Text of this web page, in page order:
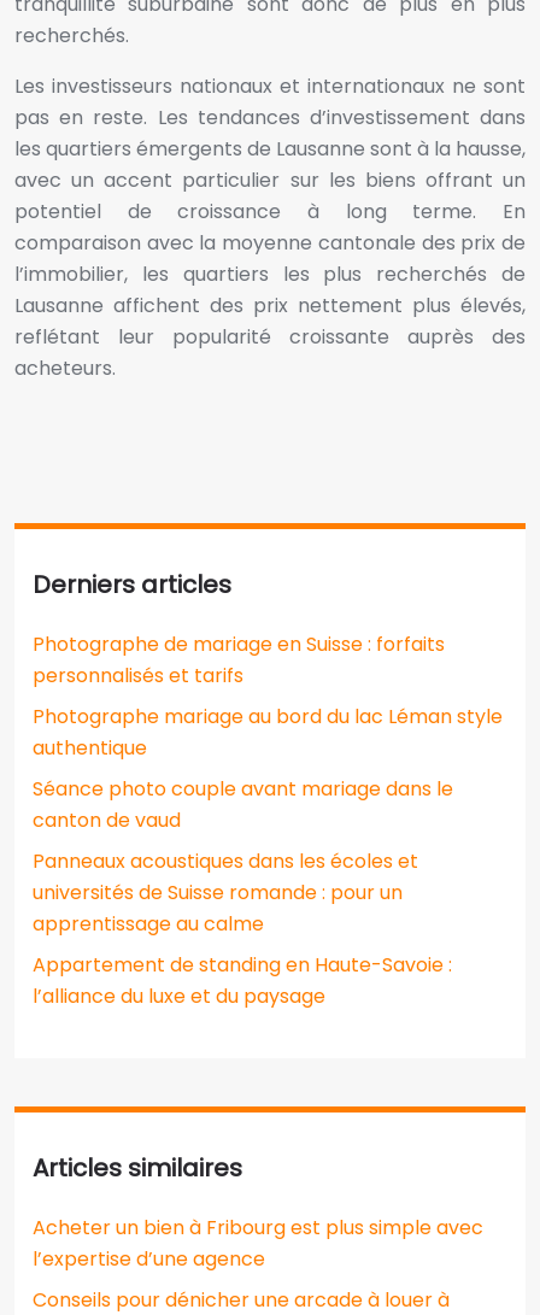
recherchés.
Les investisseurs nationaux et internationaux ne sont
pas en reste. Les tendances d’investissement dans
les quartiers émergents de Lausanne sont à la hausse,
avec un accent particulier sur les biens offrant un
potentiel de croissance à long terme. En
comparaison avec la moyenne cantonale des prix de
l’immobilier, les quartiers les plus recherchés de
Lausanne affichent des prix nettement plus élevés,
reflétant leur popularité croissante auprès des
acheteurs.
Derniers articles
Photographe de mariage en Suisse : forfaits
personnalisés et tarifs
Photographe mariage au bord du lac Léman style
authentique
Séance photo couple avant mariage dans le
canton de vaud
Panneaux acoustiques dans les écoles et
universités de Suisse romande : pour un
apprentissage au calme
Appartement de standing en Haute-Savoie :
l’alliance du luxe et du paysage
Articles similaires
Acheter un bien à Fribourg est plus simple avec
l’expertise d’une agence
Conseils pour dénicher une arcade à louer à